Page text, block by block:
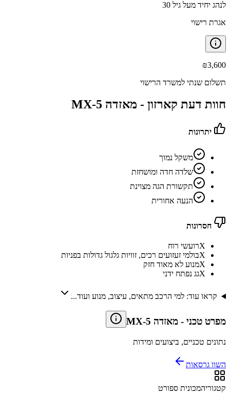
לנהג יחיד מעל גיל 30
אגרת רישוי
₪3,600
תשלום שנתי למשרד הרישוי
חוות דעת קארזון - מאזדה MX-5
יתרונות
משקל נמוך
שלדה חדה ומושחזת
תקשורת הגה מצוינת
הנעה אחורית
חסרונות
Xרועשי רוח
Xבולמי זעזועים רכים, זוויות גלגול גדולות בפניות
Xמנוע לא מאוד חזק
Xגג נפתח ידני
קראו עוד: למי הרכב מתאים, עיצוב, מנוע ועוד...
מפרט טכני - מאזדה MX-5
נתונים טכניים, ביצועים ומידות
השוו גרסאות
קטגוריהמכונית ספורט